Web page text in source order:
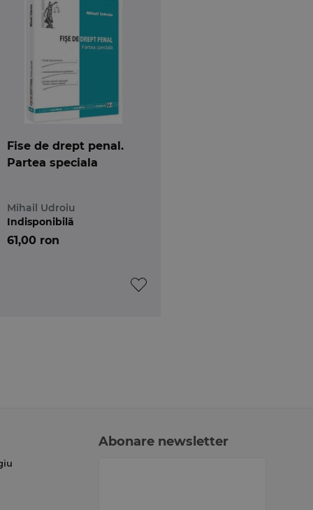
Fise de drept penal.
Partea speciala
Mihail Udroiu
61,00 ron
Indisponibilă
Abonare newsletter